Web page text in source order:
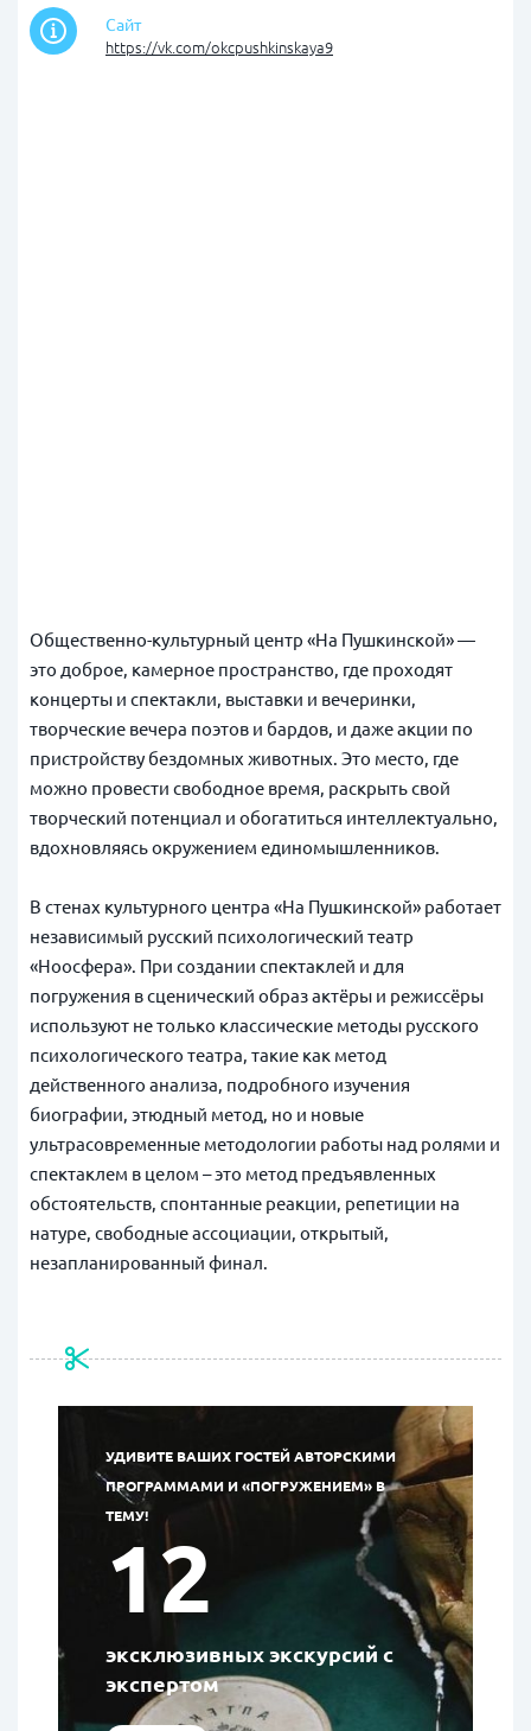
Сайт
https://vk.com/okcpushkinskaya9
Общественно-культурный центр «На Пушкинской» —
это доброе, камерное пространство, где проходят
концерты и спектакли, выставки и вечеринки,
творческие вечера поэтов и бардов, и даже акции по
пристройству бездомных животных. Это место, где
можно провести свободное время, раскрыть свой
творческий потенциал и обогатиться интеллектуально,
вдохновляясь окружением единомышленников.
В стенах культурного центра «На Пушкинской» работает
независимый русский психологический театр
«Ноосфера». При создании спектаклей и для
погружения в сценический образ актёры и режиссёры
используют не только классические методы русского
психологического театра, такие как метод
действенного анализа, подробного изучения
биографии, этюдный метод, но и новые
ультрасовременные методологии работы над ролями и
спектаклем в целом – это метод предъявленных
обстоятельств, спонтанные реакции, репетиции на
натуре, свободные ассоциации, открытый,
незапланированный финал.
УДИВИТЕ ВАШИХ ГОСТЕЙ АВТОРСКИМИ
ПРОГРАММАМИ И «ПОГРУЖЕНИЕМ» В
ТЕМУ!
12
эксклюзивных экскурсий с
экспертом